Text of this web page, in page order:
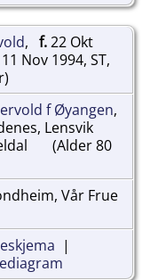
, f.22 Okt
11 Nov 1994, ST,
f Øyangen,
Lensvik
(Alder 80
Vår Frue
|